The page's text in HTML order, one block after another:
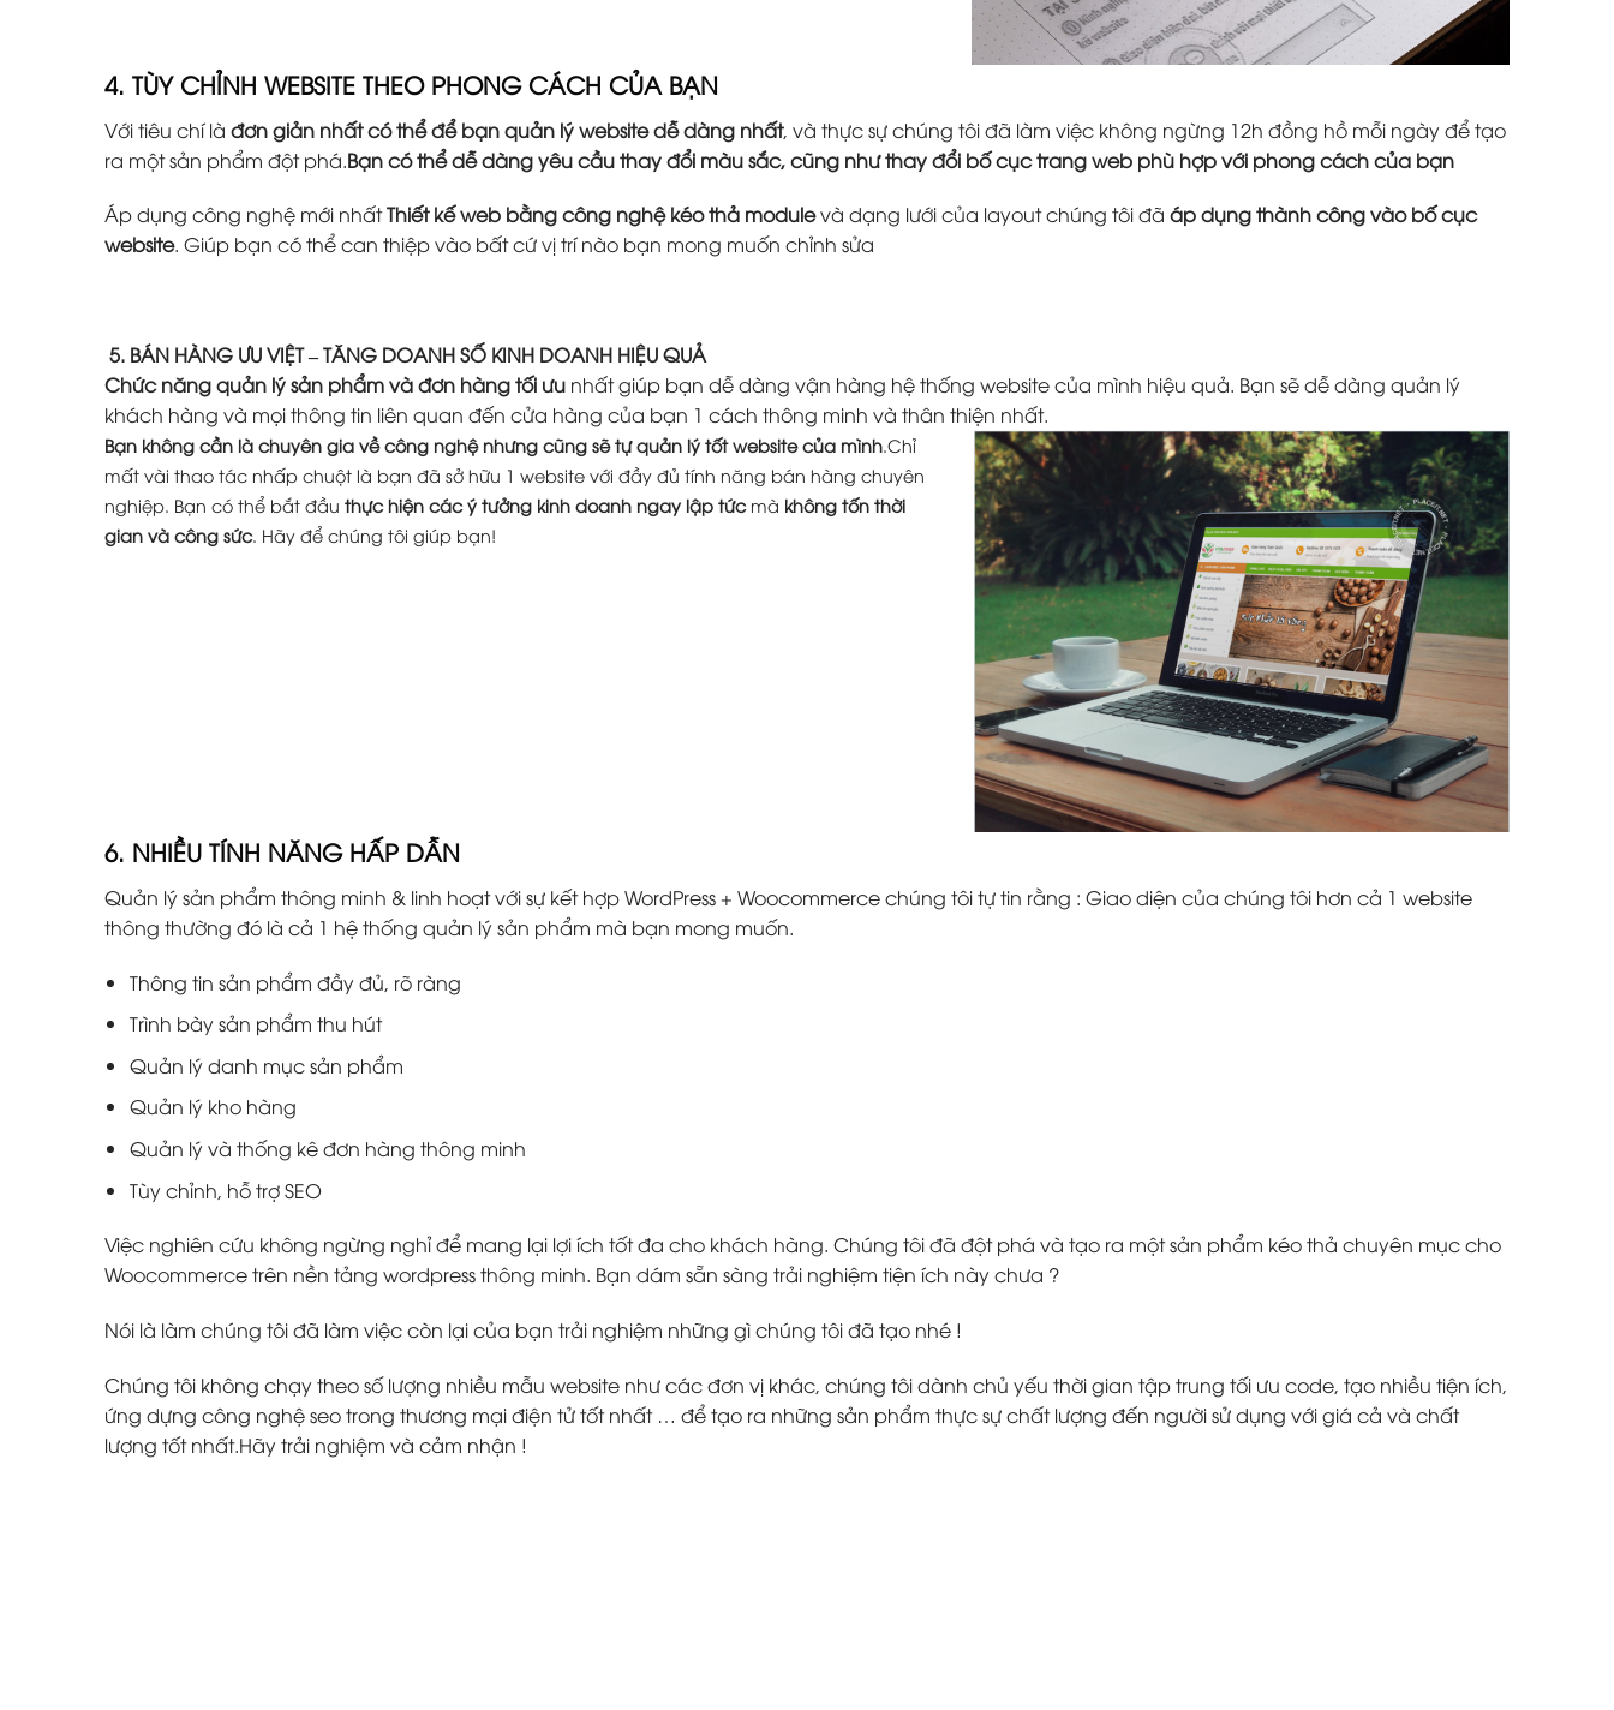
4. TÙY CHỈNH WEBSITE THEO PHONG CÁCH CỦA BẠN
Với tiêu chí là đơn giản nhất có thể để bạn quản lý website dễ dàng nhất, và thực sự chúng tôi đã làm việc không ngừng 12h đồng hồ mỗi ngày để tạo
ra một sản phẩm đột phá.Bạn có thể dễ dàng yêu cầu thay đổi màu sắc, cũng như thay đổi bố cục trang web phù hợp với phong cách của bạn
Áp dụng công nghệ mới nhấtThiết kế web bằng công nghệ kéo thả modulevà dạng lưới của layout chúng tôi đã áp dụng thành công vào bố cục
website. Giúp bạn có thể can thiệp vào bất cứ vị trí nào bạn mong muốn chỉnh sửa
5. BÁN HÀNG ƯU VIỆT – TĂNG DOANH SỐ KINH DOANH HIỆU QUẢ
Chức năng quản lý sản phẩm và đơn hàng tối ưu nhất giúp bạn dễ dàng vận hàng hệ thống website của mình hiệu quả. Bạn sẽ dễ dàng quản lý
khách hàng và mọi thông tin liên quan đến cửa hàng của bạn 1 cách thông minh và thân thiện nhất.
Bạn không cần là chuyên gia về công nghệ nhưng cũng sẽ tự quản lý tốt website của mình.Chỉ
mất vài thao tác nhấp chuột là bạn đã sở hữu 1 website với đầy đủ tính năng bán hàng chuyên
nghiệp. Bạn có thể bắt đầu thực hiện các ý tưởng kinh doanh ngay lập tứcmà không tốn thời
gian và công sức. Hãy để chúng tôi giúp bạn!
6. NHIỀU TÍNH NĂNG HẤP DẪN
Quản lý sản phẩm thông minh & linh hoạt với sự kết hợp WordPress + Woocommerce chúng tôi tự tin rằng : Giao diện của chúng tôi hơn cả 1 website
thông thường đó là cả 1 hệ thống quản lý sản phẩm mà bạn mong muốn.
Thông tin sản phẩm đầy đủ, rõ ràng
Trình bày sản phẩm thu hút
Quản lý danh mục sản phẩm
Quản lý kho hàng
Quản lý và thống kê đơn hàng thông minh
Tùy chỉnh, hỗ trợ SEO
Việc nghiên cứu không ngừng nghỉ để mang lại lợi ích tốt đa cho khách hàng. Chúng tôi đã đột phá và tạo ra một sản phẩm kéo thả chuyên mục cho
Woocommerce trên nền tảng wordpress thông minh. Bạn dám sẵn sàng trải nghiệm tiện ích này chưa ?
Nói là làm chúng tôi đã làm việc còn lại của bạn trải nghiệm những gì chúng tôi đã tạo nhé !
Chúng tôi không chạy theo số lượng nhiều mẫu website như các đơn vị khác, chúng tôi dành chủ yếu thời gian tập trung tối ưu code, tạo nhiều tiện ích,
ứng dựng công nghệ seo trong thương mại điện tử tốt nhất … để tạo ra những sản phẩm thực sự chất lượng đến người sử dụng với giá cả và chất
lượng tốt nhất.Hãy trải nghiệm và cảm nhận !